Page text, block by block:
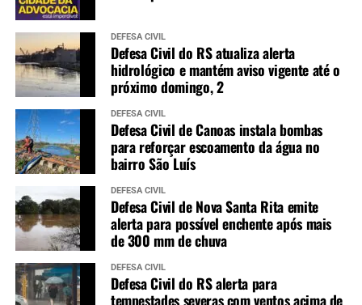
DEFESA CIVIL
Defesa Civil do RS atualiza alerta
hidrológico e mantém aviso vigente até o
próximo domingo, 2
DEFESA CIVIL
Defesa Civil de Canoas instala bombas
para reforçar escoamento da água no
bairro São Luís
DEFESA CIVIL
Defesa Civil de Nova Santa Rita emite
alerta para possível enchente após mais
de 300 mm de chuva
DEFESA CIVIL
Defesa Civil do RS alerta para
tempestades severas com ventos acima de